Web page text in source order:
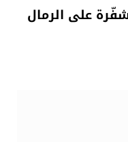
على الرمال